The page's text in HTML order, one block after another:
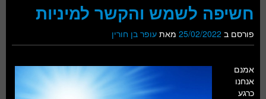
כימיה
פיזיקה
חברה
חלל ומדעי כדור הארץ
חשיפה לשמש והקשר למיניות
פורסם ב 25/02/2022 מאת עופר בן חורין
אמנם
אנחנו
כרגע